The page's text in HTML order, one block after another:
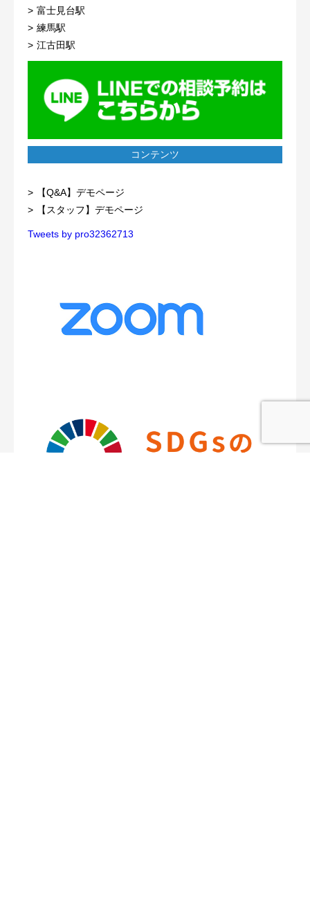
富士見台駅
練馬駅
江古田駅
コンテンツ
【Q&A】デモページ
【スタッフ】デモページ
Tweets by pro32362713